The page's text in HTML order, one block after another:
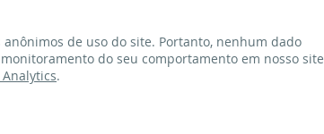
de uso do site. Portanto, nenhum dado
do seu comportamento em nosso
Analytics.